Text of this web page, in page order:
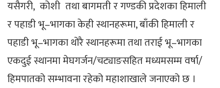
यसैगरी, कोशी तथा बागमती र गण्डकी प्रदेशका हिमाली
र पहाडी भू–भागका केही स्थानहरूमा, बाँकी हिमाली र
पहाडी भू–भागका थोरै स्थानहरूमा तथा तराई भू–भागका
एकदुई स्थानमा मेघगर्जन/चट्याङसहित मध्यमसम्म वर्षा/
हिमपातको सम्भावना रहेको महाशाखाले जनाएको छ ।